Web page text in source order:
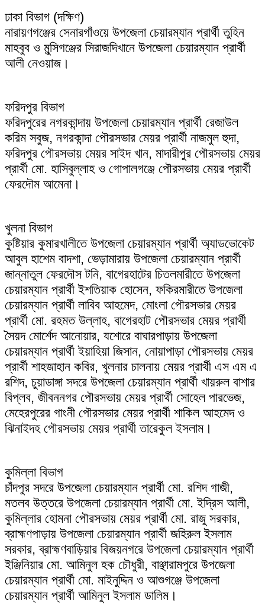
ঢাকা বিভাগ (দক্ষিণ)
নারায়ণগঞ্জের সেনারগাঁওয়ে উপজেলা চেয়ারম্যান প্রার্থী তুহিন
মাহবুব ও মুন্সিগঞ্জের সিরাজদিখানে উপজেলা চেয়ারম্যান প্রার্থী
আলী নেওয়াজ।
ফরিদপুর বিভাগ
ফরিদপুরের নগরকান্দায় উপজেলা চেয়ারম্যান প্রার্থী রেজাউল
করিম সবুজ, নগরকান্দা পৌরসভার মেয়র প্রার্থী নাজমুল হুদা,
ফরিদপুর পৌরসভায় মেয়র সাইদ খান, মাদারীপুর পৌরসভায় মেয়র
প্রার্থী মো. হাসিবুল্লাহ ও গোপালগঞ্জে পৌরসভায় মেয়র প্রার্থী
ফেরদৌম আমেনা।
খুলনা বিভাগ
কুষ্টিয়ার কুমারখালীতে উপজেলা চেয়ারম্যান প্রার্থী অ্যাডভোকেট
আবুল হাশেম বাদশা, ভেড়ামারায় উপজেলা চেয়ারম্যান প্রার্থী
জান্নাতুল ফেরদৌস টনি, বাগেরহাটের চিতলমারীতে উপজেলা
চেয়ারম্যান প্রার্থী ইশতিয়াক হোসেন, ফকিরমারীতে উপজেলা
চেয়ারম্যান প্রার্থী লাবিব আহমেদ, মোংলা পৌরসভার মেয়র
প্রার্থী মো. রহমত উল্লাহ, বাগেরহাট পৌরসভার মেয়র প্রার্থী
সৈয়দ মোর্শেদ আনোয়ার, যশোরে বাঘারপাড়ায় উপজেলা
চেয়ারম্যান প্রার্থী ইয়াহিয়া জিসান, নোয়াপাড়া পৌরসভায় মেয়র
প্রার্থী শাহজাহান কবির, খুলনার চালনায় মেয়র প্রার্থী এস এম এ
রশিদ, চুয়াডাঙ্গা সদরে উপজেলা চেয়ারম্যান প্রার্থী খায়রুল বাশার
বিপ্লব, জীবননগর পৌরসভায় মেয়র প্রার্থী সোহেল পারভেজ,
মেহেরপুরের গাংনী পৌরসভার মেয়র প্রার্থী শাকিল আহমেদ ও
ঝিনাইদহ পৌরসভায় মেয়র প্রার্থী তারেকুল ইসলাম।
কুমিল্লা বিভাগ
চাঁদপুর সদরে উপজেলা চেয়ারম্যান প্রার্থী মো. রশিদ গাজী,
মতলব উত্তরে উপজেলা চেয়ারম্যান প্রার্থী মো. ইদ্রিস আলী,
কুমিল্লার হোমনা পৌরসভায় মেয়র প্রার্থী মো. রাজু সরকার,
ব্রাহ্মণপাড়ায় উপজেলা চেয়ারম্যান প্রার্থী জহিরুল ইসলাম
সরকার, ব্রাহ্মণবাড়িয়ার বিজয়নগরে উপজেলা চেয়ারম্যান প্রার্থী
ইঞ্জিনিয়ার মো. আমিনুল হক চৌধুরী, বাঞ্ছারামপুরে উপজেলা
চেয়ারম্যান প্রার্থী মো. মাইনুদ্দিন ও আশুগঞ্জে উপজেলা
চেয়ারম্যান প্রার্থী আমিনুল ইসলাম ডালিম।